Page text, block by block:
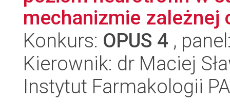
mechanizmie zależnej
Konkurs: OPUS 4 ,
Kierownik: dr Maciej
Instytut Farmakologii